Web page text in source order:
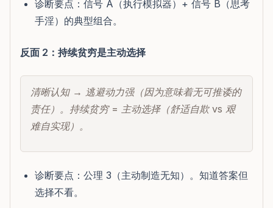
诊断要点：信号 A（执行模拟器）+ 信号 B（思考
手淫）的典型组合。
反面 2：持续贫穷是主动选择
清晰认知 → 逃避动力强（因为意味着无可推诿的
责任）。持续贫穷 = 主动选择（舒适自欺 vs 艰
难自实现）。
诊断要点：公理 3（主动制造无知）。知道答案但
选择不看。